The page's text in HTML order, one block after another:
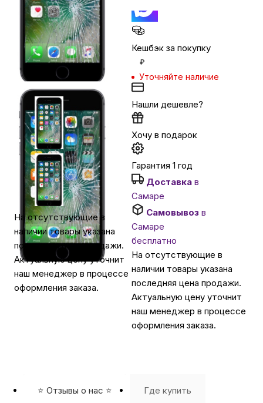
Для домашних питомцев
Умный дом и безопасность
Автомобильные аксессуары
Сервисный центр Apple в Самаре
Подарочные сертификаты
Аудио
На отсутствующие в
наличии товары указана
последняя цена продажи.
Актуальную цену уточнит
наш менеджер в процессе
оформления заказа.
Кешбэк за покупку
₽
Уточняйте наличие
Нашли дешевле?
Хочу в подарок
Гарантия 1 год
Доставка в
Самаре
Самовывоз в
Самаре
бесплатно
На отсутствующие в
наличии товары указана
последняя цена продажи.
Актуальную цену уточнит
наш менеджер в процессе
оформления заказа.
⭐️ Отзывы о нас ⭐️ Где купить